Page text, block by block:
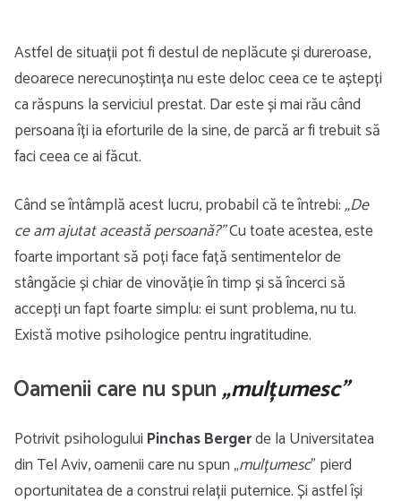
Astfel de situații pot fi destul de neplăcute și dureroase,
deoarece nerecunoștința nu este deloc ceea ce te aștepți
ca răspuns la serviciul prestat. Dar este și mai rău când
persoana îți ia eforturile de la sine, de parcă ar fi trebuit să
faci ceea ce ai făcut.
Când se întâmplă acest lucru, probabil că te întrebi:„De
ce am ajutat această persoană?”Cu toate acestea, este
foarte important să poți face față sentimentelor de
stângăcie și chiar de vinovăție în timp și să încerci să
accepți un fapt foarte simplu: ei sunt problema, nu tu.
Există motive psihologice pentru ingratitudine.
Oamenii care nu spun„mulțumesc”
Potrivit psihologului Pinchas Bergerde la Universitatea
din Tel Aviv, oamenii care nu spun „mulțumesc” pierd
oportunitatea de a construi relații puternice. Și astfel își